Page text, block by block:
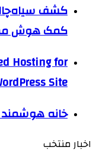
کشف
کمک هوش
Hosting for
Site
خانه هوشمند
اخبار منتخب